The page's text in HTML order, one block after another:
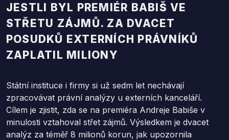
JESTLI BYL PREMIÉR BABIŠ VE
STŘETU ZÁJMŮ. ZA DVACET
POSUDKŮ EXTERNÍCH PRÁVNÍKŮ
ZAPLATIL MILIONY
Státní instituce i firmy si už sedm let nechávají
zpracovávat právní analýzy u externích kanceláří.
Cílem je zjistit, zda se na premiéra Andreje Babiše v
minulosti vztahoval střet zájmů. Výsledkem je dvacet
analýz za téměř 8 milionů korun, jak upozornila